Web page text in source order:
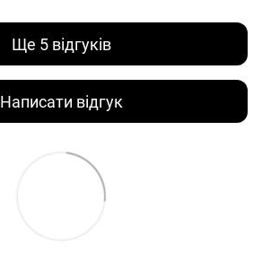
Ще 5 відгуків
Написати відгук